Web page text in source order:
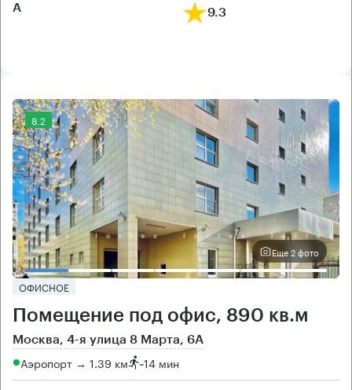
А 9.3
8.2
Еще 2 фото
ОФИСНОЕ
Помещение под офис, 890 кв.м
Москва, 4-я улица 8 Марта, 6А
Аэропорт → 1.39 км ~14 мин